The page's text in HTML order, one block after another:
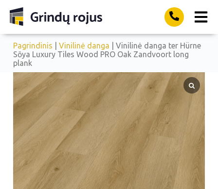
Pagrindinis Vinilinė danga | Vinilinė danga ter Hürne
Sōya Luxury Tiles Wood PRO Oak Zandvoort long
plank